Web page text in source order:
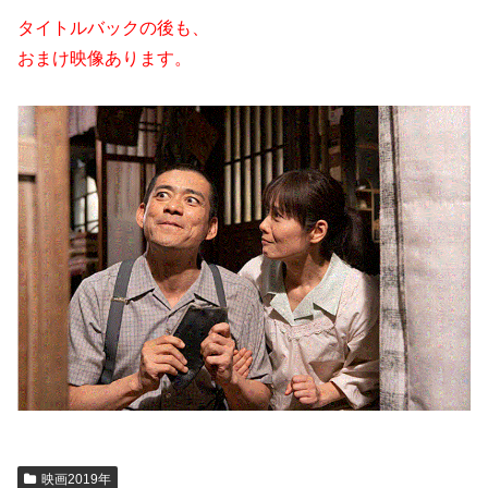
タイトルバックの後も、
おまけ映像あります。
映画2019年